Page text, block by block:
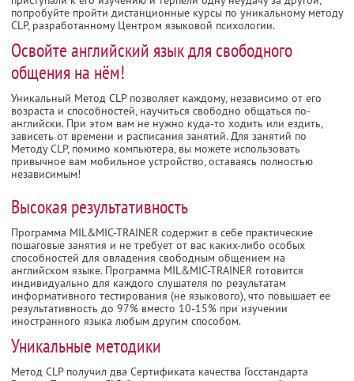
попробуйте пройти дистанционные курсы по уникальному методу
CLP, разработанному Центром языковой психологии.
Освойте английский язык для свободного
общения на нём!
Уникальный Метод CLP позволяет каждому, независимо от его
возраста и способностей, научиться свободно общаться по-
английски. При этом вам не нужно куда-то ходить или ездить,
зависеть от времени и расписания занятий. Для занятий по
Методу CLP, помимо компьютера, вы можете использовать
привычное вам мобильное устройство, оставаясь полностью
независимым!
Высокая результативность
Программа MIL&MIC-TRAINER содержит в себе практические
пошаговые занятия и не требует от вас каких-либо особых
способностей для овладения свободным общением на
английском языке. Программа MIL&MIC-TRAINER готовится
индивидуально для каждого слушателя по результатам
информативного тестирования (не языкового), что повышает ее
результативность до 97% вместо 10-15% при изучении
иностранного языка любым другим способом.
Уникальные методики
Метод CLP получил два Сертификата качества Госстандарта